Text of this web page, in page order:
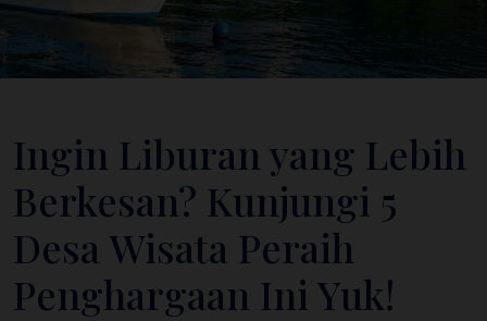
Ingin Liburan yang Lebih
Berkesan? Kunjungi 5
Desa Wisata Peraih
Penghargaan Ini Yuk!